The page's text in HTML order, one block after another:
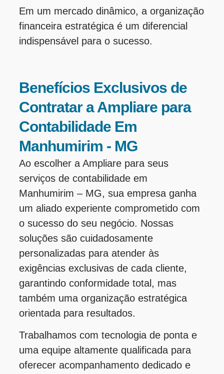
Em um mercado dinâmico, a organização
financeira estratégica é um diferencial
indispensável para o sucesso.
Benefícios Exclusivos de
Contratar a Ampliare para
Contabilidade Em
Manhumirim - MG
Ao escolher a Ampliare para seus
serviços de contabilidade em
Manhumirim – MG, sua empresa ganha
um aliado experiente comprometido com
o sucesso do seu negócio. Nossas
soluções são cuidadosamente
personalizadas para atender às
exigências exclusivas de cada cliente,
garantindo conformidade total, mas
também uma organização estratégica
orientada para resultados.
Trabalhamos com tecnologia de ponta e
uma equipe altamente qualificada para
oferecer acompanhamento dedicado e